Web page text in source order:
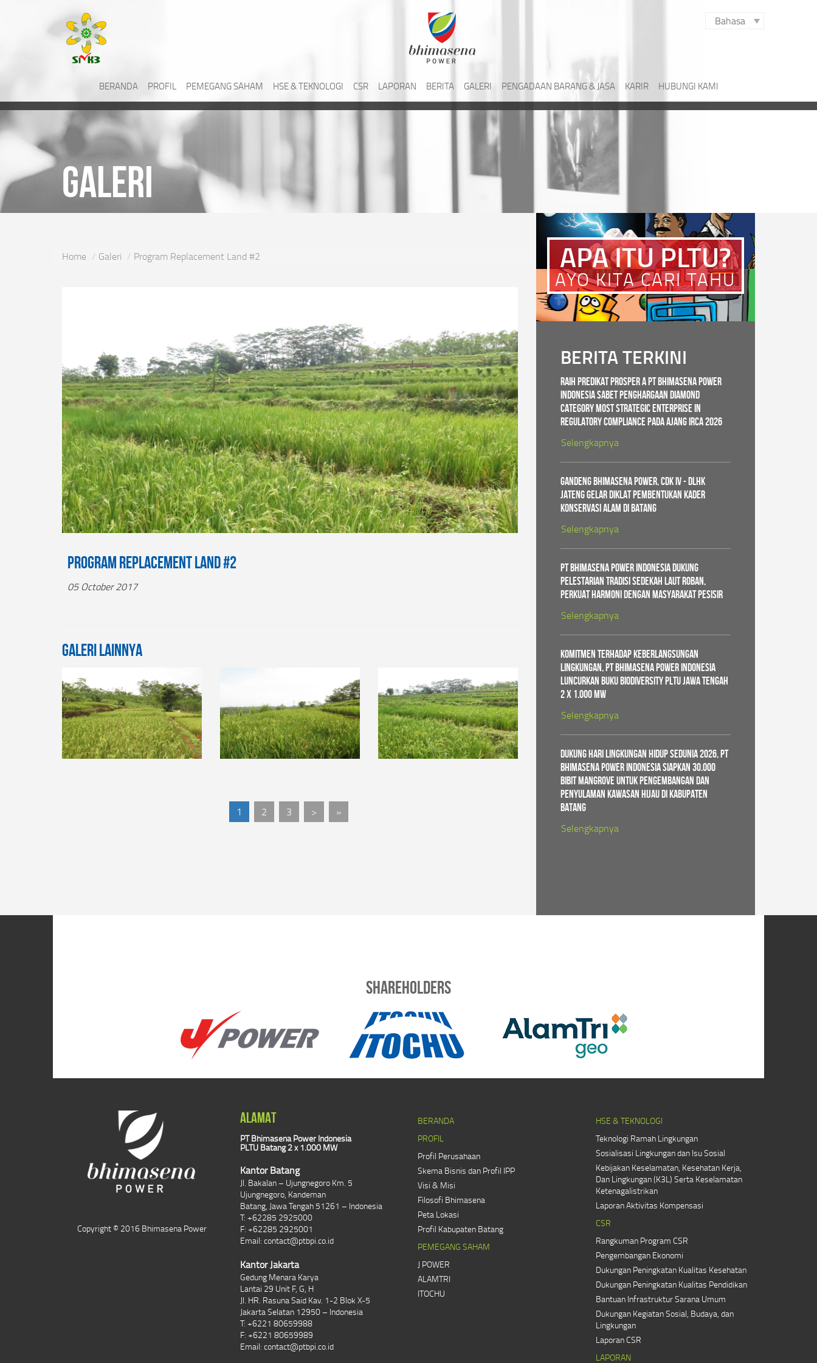
Bahasa
BERANDA PROFIL PEMEGANG SAHAM HSE & TEKNOLOGI CSR LAPORAN BERITA GALERI PENGADAAN BARANG & JASA KARIR HUBUNGI KAMI
Galeri
Home Galeri Program Replacement Land #2
Program Replacement Land #2
05 October 2017
Galeri Lainnya
1 2 3 > »
APA ITU PLTU?
AYO KITA CARI TAHU
BERITA TERKINI
Raih Predikat PROSPER A PT Bhimasena Power
Indonesia Sabet Penghargaan Diamond
Category Most Strategic Enterprise in
Regulatory Compliance pada ajang IRCA 2026
Selengkapnya
Gandeng Bhimasena Power, CDK IV - DLHK
Jateng Gelar Diklat Pembentukan Kader
Konservasi Alam di Batang
Selengkapnya
PT Bhimasena Power Indonesia Dukung
Pelestarian Tradisi Sedekah Laut Roban,
Perkuat Harmoni dengan Masyarakat Pesisir
Selengkapnya
Komitmen Terhadap Keberlangsungan
Lingkungan, PT Bhimasena Power Indonesia
Luncurkan Buku Biodiversity PLTU Jawa Tengah
2 x 1.000 MW
Selengkapnya
Dukung Hari Lingkungan Hidup Sedunia 2026, PT
Bhimasena Power Indonesia Siapkan 30.000
Bibit Mangrove untuk Pengembangan dan
Penyulaman Kawasan Hijau di Kabupaten
Batang
Selengkapnya
Shareholders
Copyright © 2016 Bhimasena Power
ALAMAT
PT Bhimasena Power Indonesia
PLTU Batang 2 x 1.000 MW
Kantor Batang
Jl. Bakalan – Ujungnegoro Km. 5
Ujungnegoro, Kandeman
Batang, Jawa Tengah 51261 – Indonesia
T: +62285 2925000
F: +62285 2925001
Email: contact@ptbpi.co.id
Kantor Jakarta
Gedung Menara Karya
Lantai 29 Unit F, G, H
Jl. HR. Rasuna Said Kav. 1-2 Blok X-5
Jakarta Selatan 12950 – Indonesia
T: +6221 80659988
F: +6221 80659989
Email: contact@ptbpi.co.id
BERANDA
PROFIL
Profil Perusahaan
Skema Bisnis dan Profil IPP
Visi & Misi
Filosofi Bhimasena
Peta Lokasi
Profil Kabupaten Batang
PEMEGANG SAHAM
J POWER
ALAMTRI
ITOCHU
HSE & TEKNOLOGI
Teknologi Ramah Lingkungan
Sosialisasi Lingkungan dan Isu Sosial
Kebijakan Keselamatan, Kesehatan Kerja,
Dan Lingkungan (K3L) Serta Keselamatan
Ketenagalistrikan
Laporan Aktivitas Kompensasi
CSR
Rangkuman Program CSR
Pengembangan Ekonomi
Dukungan Peningkatan Kualitas Kesehatan
Dukungan Peningkatan Kualitas Pendidikan
Bantuan Infrastruktur Sarana Umum
Dukungan Kegiatan Sosial, Budaya, dan
Lingkungan
Laporan CSR
LAPORAN